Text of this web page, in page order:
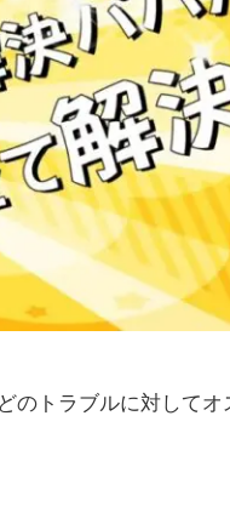
のトラブルに対してオ